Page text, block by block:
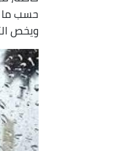
حسب ما
ويخص